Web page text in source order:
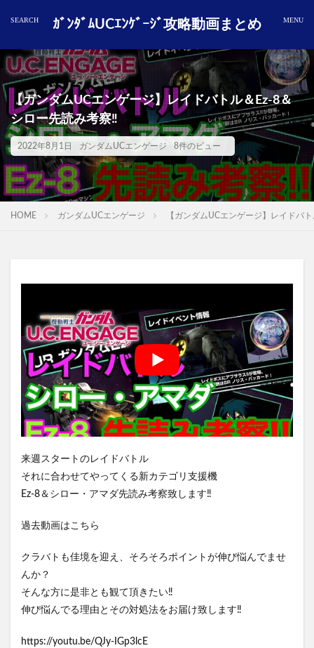
ｶﾞﾝﾀﾞﾑUCｴﾝｹﾞｰｼﾞ攻略動画まとめ
【ガンダムUCエンゲージ】レイドバトル＆Ez-8＆
シロー先読み考察‼️
2022年8月1日 ガンダムUCエンゲージ 8件のビュー
HOME ガンダムUCエンゲージ 【ガンダムUCエンゲージ】レイドバ
来週スタートのレイドバトル
それに合わせてやってくる新カテゴリ支援機
Ez-8＆シロー・アマダ先読み考察致します‼️
過去動画はこちら
クラバトも佳境を迎え、そろそろポイントが伸び悩んでませ
んか？
そんな方に是非とも観て頂きたい‼️
伸び悩んでる理由とその対処法をお届け致します‼️
https://youtu.be/QJy-IGp3lcE